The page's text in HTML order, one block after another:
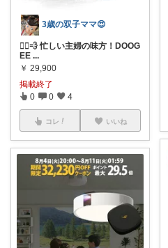
3歳の双子ママ😍
🏃‍♀️💨 忙しい主婦の味方！DOOG
EE ...
￥ 29,900
掲載終了
0 0 4
コレ いいね